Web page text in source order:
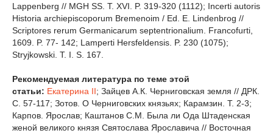
Lappenberg // MGH SS. T. XVI. P. 319-320 (1112); Incerti autoris
Historia archiepiscoporum Bremenoim / Ed. E. Lindenbrog //
Scriptores rerum Germanicarum septentrionalium. Francofurti,
1609. P. 77- 142; Lamperti Hersfeldensis. P. 230 (1075);
Stryjkowski. T. I. S. 167.
Рекомендуемая литература по теме этой
статьи: Екатерина II; Зайцев А.К. Черниговская земля // ДРК.
С. 57-117; Зотов. О Черниговских князьях; Карамзин. Т. 2-3;
Карпов. Ярослав; Каштанов С.М. Была ли Ода Штаденская
женой великого князя Святослава Ярославича // Восточная